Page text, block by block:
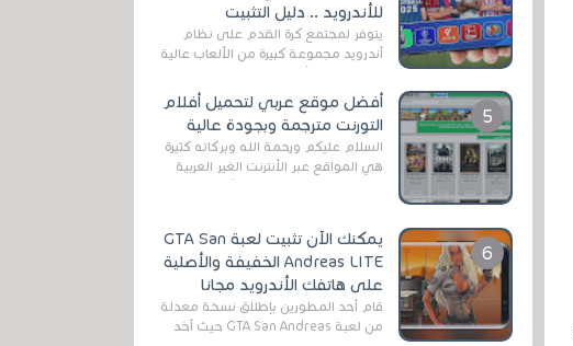
للأندرويد .. دليل التثبيت
يتوفر لمجتمع كرة القدم على نظام
أندرويد مجموعة كبيرة من الألعاب عالية
Sports FC 26 (المعروفة سابقًا باسم ...
أفضل موقع عربي لتحميل أفلام
التورنت مترجمة وبجودة عالية
السلام عليكم ورحمة الله وبركاته كثيرة
هي المواقع عبر الأنترنت الغير العربية
يمكنك الآن تثبيت لعبة GTA San
Andreas LITE الخفيفة والأصلية
على هاتفك الأندرويد مجانا
قام أحد المطورين بإطلاق نسخة معدلة
من لعبة GTA San Andreas حيث أخد